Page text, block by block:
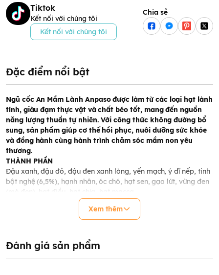
Tiktok
Kết nối với chúng tôi
Kết nối với chúng tôi
Chia sẻ
Đặc điểm nổi bật
Ngũ cốc An Mầm Lành Anpaso được làm từ các loại hạt lành
tính, giàu đạm thực vật và chất béo tốt, mang đến nguồn
năng lượng thuần tự nhiên. Với công thức không đường bổ
sung, sản phẩm giúp cơ thể hồi phục, nuôi dưỡng sức khỏe
và đồng hành cùng hành trình chăm sóc mầm non yêu
thương.
THÀNH PHẦN
Đậu xanh, đậu đỏ, đậu đen xanh lòng, yến mạch, ý dĩ nếp, tinh
bột nghệ (6,5%), hạnh nhân, óc chó, hạt sen, gạo lứt, vừng đen
(mè đen), hạt điều, hạt chia, hạt macca.
sau đó thêm 70-100 ml nước nóng 100 độ C.
- Khuấy đều và thưởng thức khi còn ấm nóng.
Xem thêm
Đánh giá sản phẩm